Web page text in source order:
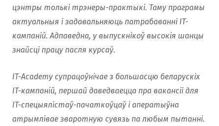
цэнтры толькі трэнеры-практыкі. Таму праграмы
актуальныя і задавальняюць патрабаванні IT-
кампаній. Адпаведна, у выпускнікоў высокія шанцы
знайсці працу пасля курсаў.
IT-Academy супрацоўнічае з большасцю беларускіх
IT-кампаній, першай даведваецца пра вакансіі для
IT-спецыялістаў-пачаткоўцаў і аператыўна
атрымлівае зваротную сувязь па любым пытанні.